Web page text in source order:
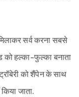
सर्व करना सबसे
को हल्का-फुल्का बनाता
को शैंपेन के साथ
जाता.